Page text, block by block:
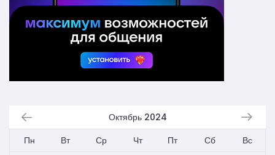
Октябрь 2024
Пн
Вт Ср Чт Пт Сб
Вс